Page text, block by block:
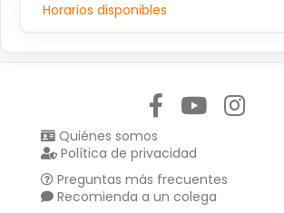
Horarios disponibles
Quiénes somos
Política de privacidad
Preguntas más frecuentes
Recomienda a un colega